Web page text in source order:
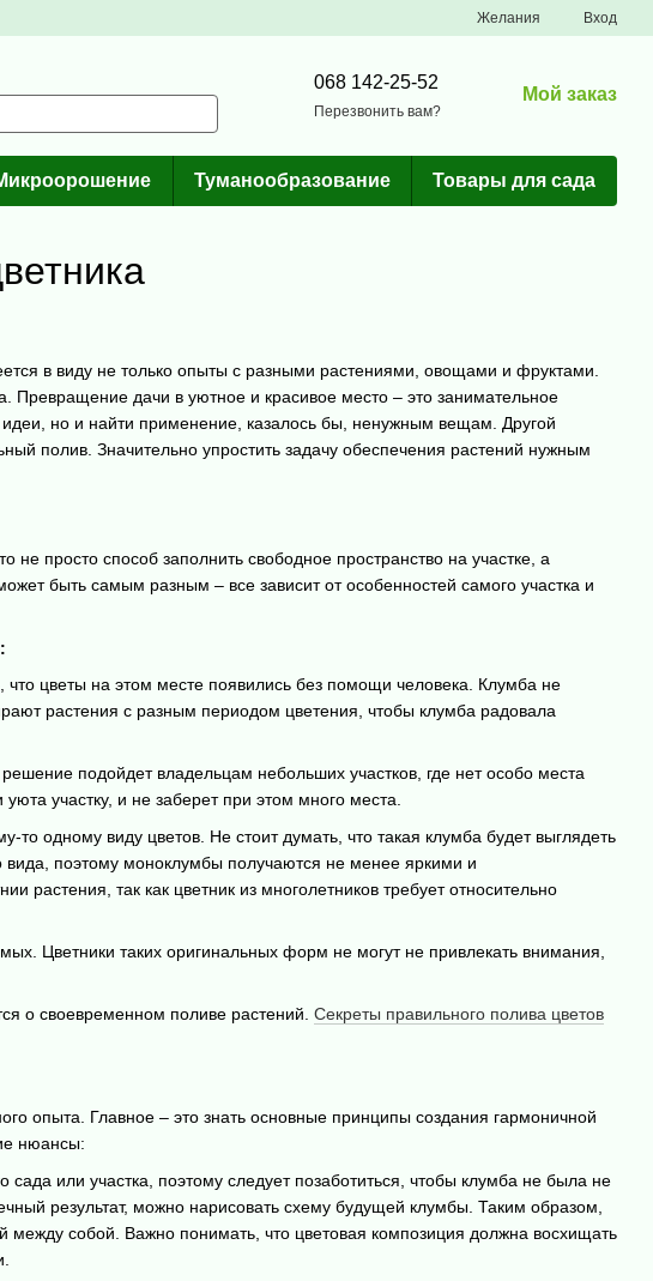
Желания Вход
068 142-25-52
Перезвонить вам?
Мой заказ
Туманообразование Товары для сада
в виду не только опыты с разными растениями, овощами и фруктами.
Превращение дачи в уютное и красивое место – это занимательное
но и найти применение, казалось бы, ненужным вещам. Другой
полив. Значительно упростить задачу обеспечения растений нужным
просто способ заполнить свободное пространство на участке, а
быть самым разным – все зависит от особенностей самого участка и
что цветы на этом месте появились без помощи человека. Клумба не
растения с разным периодом цветения, чтобы клумба радовала
подойдет владельцам небольших участков, где нет особо места
участку, и не заберет при этом много места.
одному виду цветов. Не стоит думать, что такая клумба будет выглядеть
поэтому моноклумбы получаются не менее яркими и
так как цветник из многолетников требует относительно
Цветники таких оригинальных форм не могут не привлекать внимания,
о своевременном поливе растений. Секреты правильного полива цветов
опыта. Главное – это знать основные принципы создания гармоничной
нюансы:
сада или участка, поэтому следует позаботиться, чтобы клумба не была не
результат, можно нарисовать схему будущей клумбы. Таким образом,
между собой. Важно понимать, что цветовая композиция должна восхищать